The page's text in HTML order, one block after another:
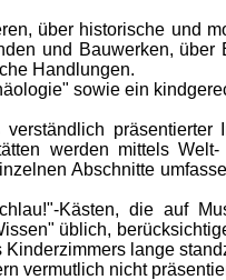
über historische und
und Bauwerken,
Handlungen.
sowie ein
werden mittels
Abschnitte
Kästen, die auf
üblich,
lange
vermutlich nicht